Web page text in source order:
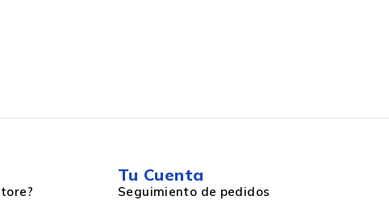
Tu Cuenta
Seguimiento de pedidos